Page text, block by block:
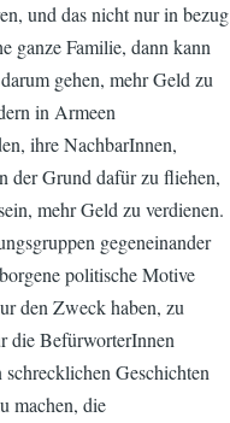
und das nicht nur in bezug
ganze Familie, dann kann
gehen, mehr Geld zu
in Armeen
ihre NachbarInnen,
der Grund dafür zu fliehen,
mehr Geld zu verdienen.
gegeneinander
politische Motive
den Zweck haben, zu
die BefürworterInnen
Geschichten
machen, die